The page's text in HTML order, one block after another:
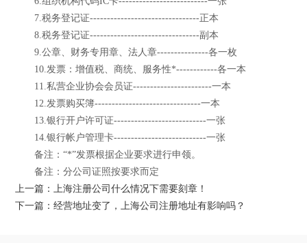
7.税务登记证--------------------------------正本
8.税务登记证--------------------------------副本
9.公章、财务专用章、法人章---------------各一枚
10.发票：增值税、商统、服务性*------------各一本
11.私营企业协会会员证-----------------------一本
12.发票购买簿-------------------------------一本
13.银行开户许可证---------------------------一张
14.银行帐户管理卡---------------------------一张
备注：“*”发票根据企业要求进行申领。
备注：分公司证照按要求而定
上一篇：上海注册公司什么情况下需要刻章！
下一篇：经营地址变了，上海公司注册地址有影响吗？